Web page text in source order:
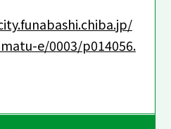
e/0003/p014056.